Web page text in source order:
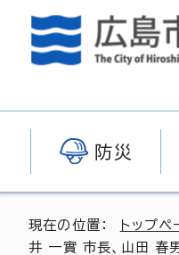
防災
現在の位置： トップペ
井 一實 市長、山田 春